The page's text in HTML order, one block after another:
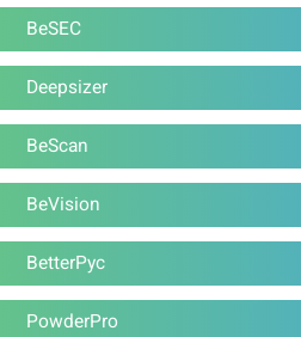
BeSEC
Deepsizer
BeScan
BeVision
BetterPyc
PowderPro